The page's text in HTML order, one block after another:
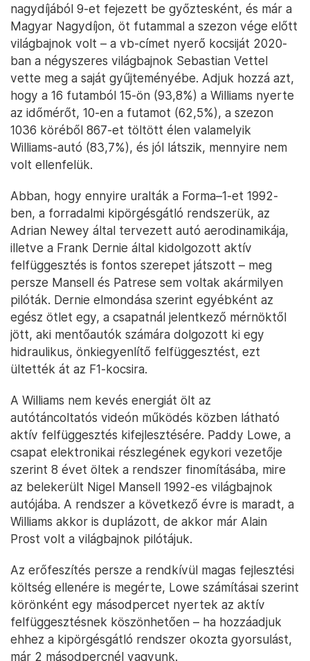
nagydíjából 9-et fejezett be győztesként, és már a
Magyar Nagydíjon, öt futammal a szezon vége előtt
világbajnok volt – a vb-címet nyerő kocsiját 2020-
ban a négyszeres világbajnok Sebastian Vettel
vette meg a saját gyűjteményébe. Adjuk hozzá azt,
hogy a 16 futamból 15-ön (93,8%) a Williams nyerte
az időmérőt, 10-en a futamot (62,5%), a szezon
1036 köréből 867-et töltött élen valamelyik
Williams-autó (83,7%), és jól látszik, mennyire nem
volt ellenfelük.
Abban, hogy ennyire uralták a Forma–1-et 1992-
ben, a forradalmi kipörgésgátló rendszerük, az
Adrian Newey által tervezett autó aerodinamikája,
illetve a Frank Dernie által kidolgozott aktív
felfüggesztés is fontos szerepet játszott – meg
persze Mansell és Patrese sem voltak akármilyen
pilóták. Dernie elmondása szerint egyébként az
egész ötlet egy, a csapatnál jelentkező mérnöktől
jött, aki mentőautók számára dolgozott ki egy
hidraulikus, önkiegyenlítő felfüggesztést, ezt
ültették át az F1-kocsira.
A Williams nem kevés energiát ölt az
autótáncoltatós videón működés közben látható
aktív felfüggesztés kifejlesztésére. Paddy Lowe, a
csapat elektronikai részlegének egykori vezetője
szerint 8 évet öltek a rendszer finomításába, mire
az belekerült Nigel Mansell 1992-es világbajnok
autójába. A rendszer a következő évre is maradt, a
Williams akkor is duplázott, de akkor már Alain
Prost volt a világbajnok pilótájuk.
Az erőfeszítés persze a rendkívül magas fejlesztési
költség ellenére is megérte, Lowe számításai szerint
körönként egy másodpercet nyertek az aktív
felfüggesztésnek köszönhetően – ha hozzáadjuk
ehhez a kipörgésgátló rendszer okozta gyorsulást,
már 2 másodpercnél vagyunk.